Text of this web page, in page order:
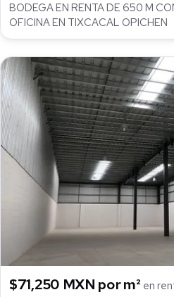
BODEGA EN RENTA DE 650 M
OFICINA EN TIXCACAL OPICHEN
$71,250 MXN por m² en